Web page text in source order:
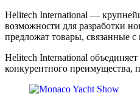
Helitech International —
возможности для разработки
предложат товары, связанные
Helitech International
конкурентного преимущества,